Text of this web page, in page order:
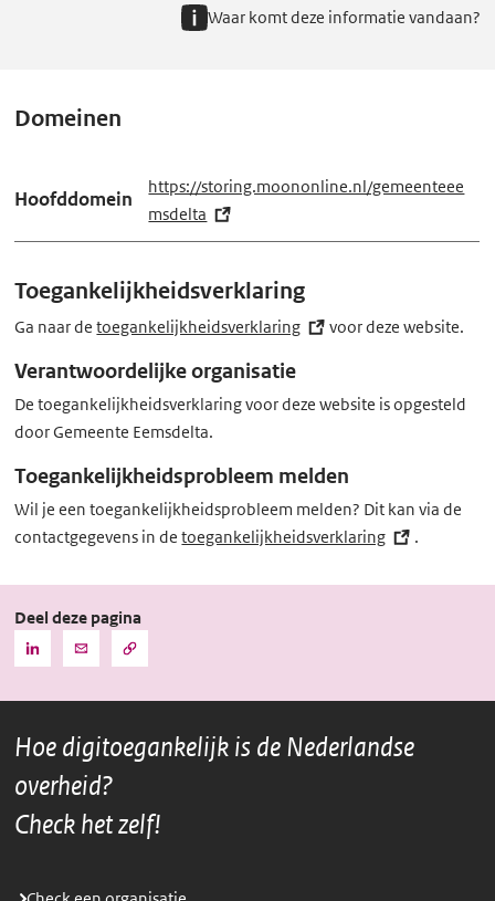
Waar komt deze informatie vandaan?
Domeinen
Hoofddomein
https://storing.moononline.nl/gemeenteee
msdelta (e
x
e
r
e
l
n
Toegankelijkheidsverklaring
Ga naar detoegankelijkheidsverklaring (externe
voor deze website.
Verantwoordelijke organisatie
De toegankelijkheidsverklaring voor deze website is opgesteld
door Gemeente Eemsdelta.
Toegankelijkheidsprobleem melden
Wil je een toegankelijkheidsprobleem melden? Dit kan via de
contactgegevens in detoegankelijkheidsverklaring (externe
.
Deel deze pagina
Deel
pagina
LinkedIn
Deel
pagina
Mail
Kopieer
de
naar
Hoe digitoegankelijk is de Nederlandse
overheid?
Check het zelf!